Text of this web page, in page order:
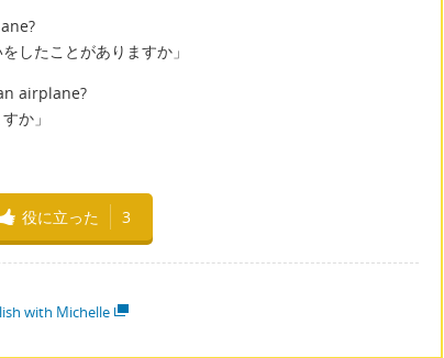
したことがありますか」
airplane?
か」
役に立った 3
with Michelle